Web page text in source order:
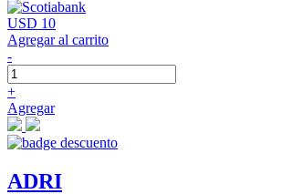
USD 10
Agregar al carrito
-
+
Agregar
ADRI